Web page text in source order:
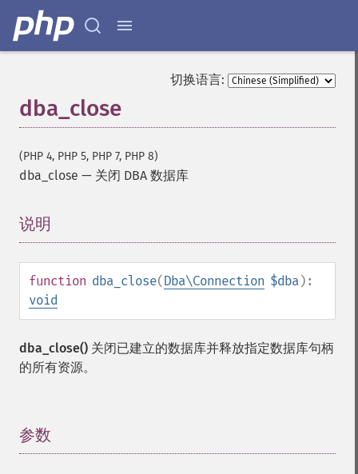
切换语言:
dba_close
(PHP 4, PHP 5, PHP 7, PHP 8)
dba_close — 关闭 DBA 数据库
说明
function dba_close(Dba\Connection $dba):
void
dba_close() 关闭已建立的数据库并释放指定数据库句柄
的所有资源。
参数